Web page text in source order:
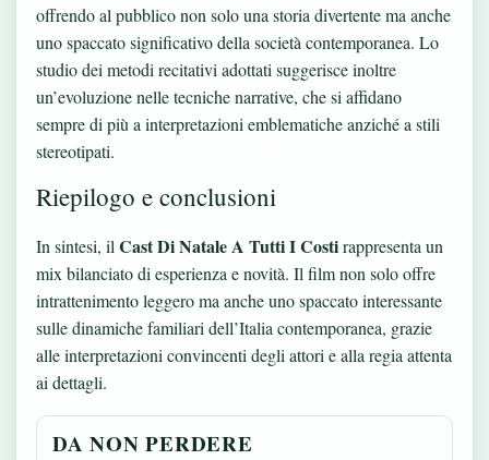
offrendo al pubblico non solo una storia divertente ma anche
uno spaccato significativo della società contemporanea. Lo
studio dei metodi recitativi adottati suggerisce inoltre
un’evoluzione nelle tecniche narrative, che si affidano
sempre di più a interpretazioni emblematiche anziché a stili
stereotipati.
Riepilogo e conclusioni
In sintesi, ilCast Di Natale A Tutti I Costirappresenta un
mix bilanciato di esperienza e novità. Il film non solo offre
intrattenimento leggero ma anche uno spaccato interessante
sulle dinamiche familiari dell’Italia contemporanea, grazie
alle interpretazioni convincenti degli attori e alla regia attenta
ai dettagli.
DA NON PERDERE